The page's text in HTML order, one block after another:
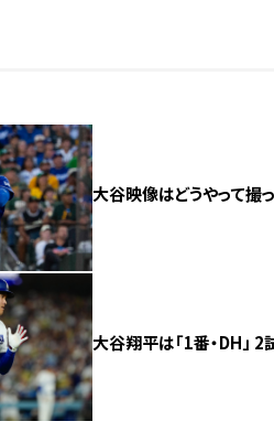
大谷映像はどうやって撮
大谷翔平は「1番・DH」